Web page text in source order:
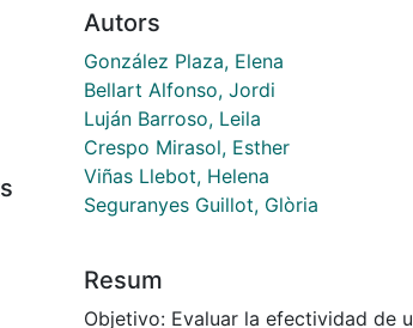
Autors
González Plaza, Elena
Bellart Alfonso, Jordi
Luján Barroso, Leila
Crespo Mirasol, Esther
Viñas Llebot, Helena
Seguranyes Guillot, Glòria
Resum
Objetivo: Evaluar la efectividad de